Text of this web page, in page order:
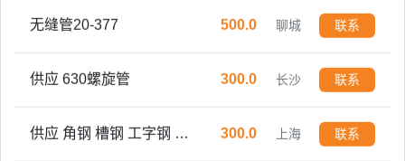
无缝管20-377 500.0 聊城 联系
供应 630螺旋管 300.0 长沙 联系
300.0 上海 联系